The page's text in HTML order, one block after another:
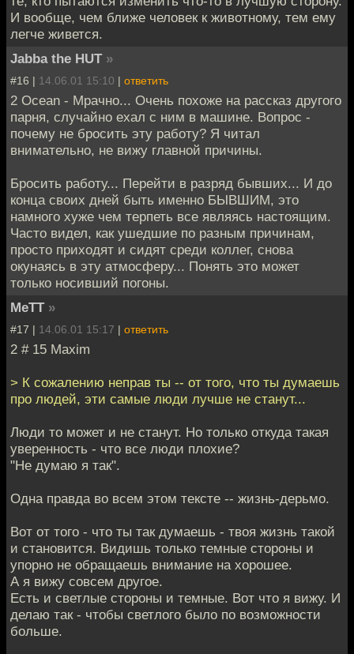
И вообще, чем ближе человек к животному, тем ему
легче живется.
Jabba the HUT »
#16 | 14.06.01 15:10 | ответить
2 Ocean - Мрачно... Очень похоже на рассказ другого
парня, случайно ехал с ним в машине. Вопрос -
почему не бросить эту работу? Я читал
внимательно, не вижу главной причины.
Бросить работу... Перейти в разряд бывших... И до
конца своих дней быть именно БЫВШИМ, это
намного хуже чем терпеть все являясь настоящим.
Часто видел, как ушедшие по разным причинам,
просто приходят и сидят среди коллег, снова
окунаясь в эту атмосферу... Понять это может
только носивший погоны.
MeTT »
#17 | 14.06.01 15:17 | ответить
2 # 15 Maxim
> К сожалению неправ ты -- от того, что ты думаешь
про людей, эти самые люди лучше не станут...
Люди то может и не станут. Но только откуда такая
уверенность - что все люди плохие?
"Не думаю я так".
Одна правда во всем этом тексте -- жизнь-дерьмо.
Вот от того - что ты так думаешь - твоя жизнь такой
и становится. Видишь только темные стороны и
упорно не обращаешь внимание на хорошее.
А я вижу совсем другое.
Есть и светлые стороны и темные. Вот что я вижу. И
делаю так - чтобы светлого было по возможности
больше.